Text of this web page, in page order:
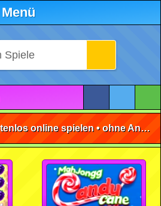
Menü
Augenzahl Spiele kostenlos online spielen • ohne Anmeldung 🕹️